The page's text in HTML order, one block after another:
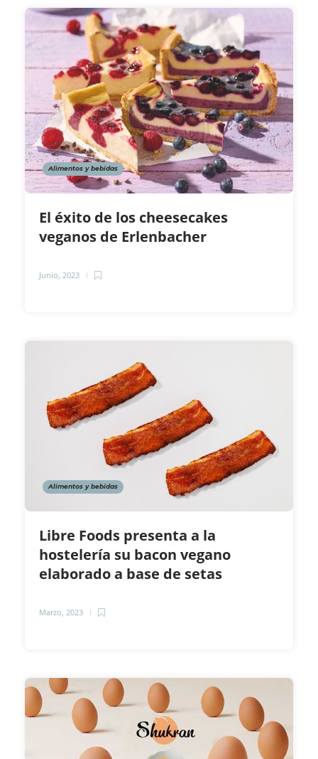
Alimentos y bebidas
El éxito de los cheesecakes
veganos de Erlenbacher
Junio, 2023
Alimentos y bebidas
Libre Foods presenta a la
hostelería su bacon vegano
elaborado a base de setas
Marzo, 2023